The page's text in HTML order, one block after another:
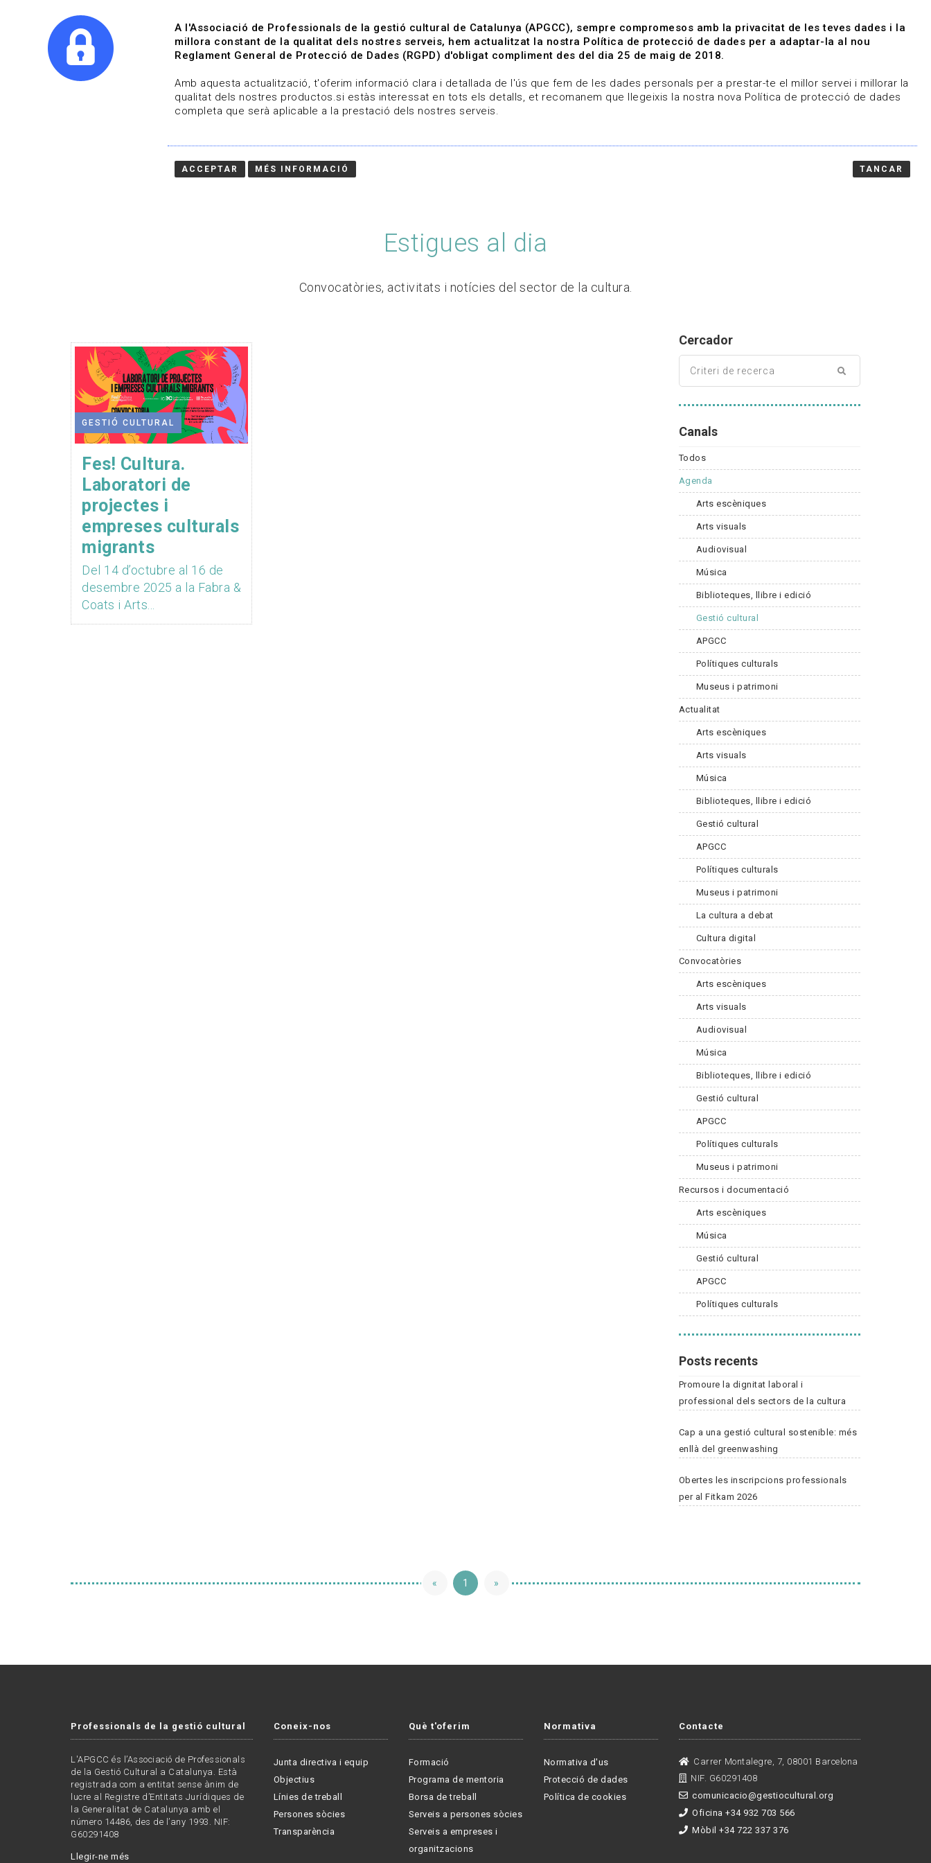
Qui som Línies de treball Projectes Serveis A qui representem Contacte
Estigues al dia
Convocatòries, activitats i notícies del sector de la cultura.
GESTIÓ CULTURAL
Fes! Cultura.
Laboratori de
projectes i
empreses culturals
migrants
Del 14 d’octubre al 16 de
desembre 2025 a la Fabra &
Coats i Arts...
Cercador
Canals
Todos
Agenda
Arts escèniques
Arts visuals
Audiovisual
Música
Biblioteques, llibre i edició
Gestió cultural
APGCC
Polítiques culturals
Museus i patrimoni
Actualitat
Arts escèniques
Arts visuals
Música
Biblioteques, llibre i edició
Gestió cultural
APGCC
Polítiques culturals
Museus i patrimoni
La cultura a debat
Cultura digital
Convocatòries
Arts escèniques
Arts visuals
Audiovisual
Música
Biblioteques, llibre i edició
Gestió cultural
APGCC
Polítiques culturals
Museus i patrimoni
Recursos i documentació
Arts escèniques
Música
Gestió cultural
APGCC
Polítiques culturals
Posts recents
Promoure la dignitat laboral i
professional dels sectors de la cultura
Cap a una gestió cultural sostenible: més
enllà del greenwashing
Obertes les inscripcions professionals
per al Fitkam 2026
« 1 »
Professionals de la gestió cultural
L'APGCC és l’Associació de Professionals
de la Gestió Cultural a Catalunya. Està
registrada com a entitat sense ànim de
lucre al Registre d’Entitats Jurídiques de
la Generalitat de Catalunya amb el
número 14486, des de l’any 1993. NIF:
G60291408
Llegir-ne més
Coneix-nos
Junta directiva i equip
Objectius
Línies de treball
Persones sòcies
Transparència
Què t'oferim
Formació
Programa de mentoria
Borsa de treball
Serveis a persones sòcies
Serveis a empreses i
organitzacions
Normativa
Normativa d'us
Protecció de dades
Política de cookies
Contacte
Carrer Montalegre, 7, 08001 Barcelona
NIF. G60291408
comunicacio@gestiocultural.org
Oficina +34 932 703 566
Mòbil +34 722 337 376
A l'Associació de Professionals de la gestió cultural de Catalunya (APGCC), sempre compromesos amb la privacitat de les teves dades i la
millora constant de la qualitat dels nostres serveis, hem actualitzat la nostra Política de protecció de dades per a adaptar-la al nou
Reglament General de Protecció de Dades (RGPD) d'obligat compliment des del dia 25 de maig de 2018.
Amb aquesta actualització, t'oferim informació clara i detallada de l'ús que fem de les dades personals per a prestar-te el millor servei i millorar la
qualitat dels nostres productos.si estàs interessat en tots els detalls, et recomanem que llegeixis la nostra nova Política de protecció de dades
completa que serà aplicable a la prestació dels nostres serveis.
ACCEPTAR MÉS INFORMACIÓ TANCAR